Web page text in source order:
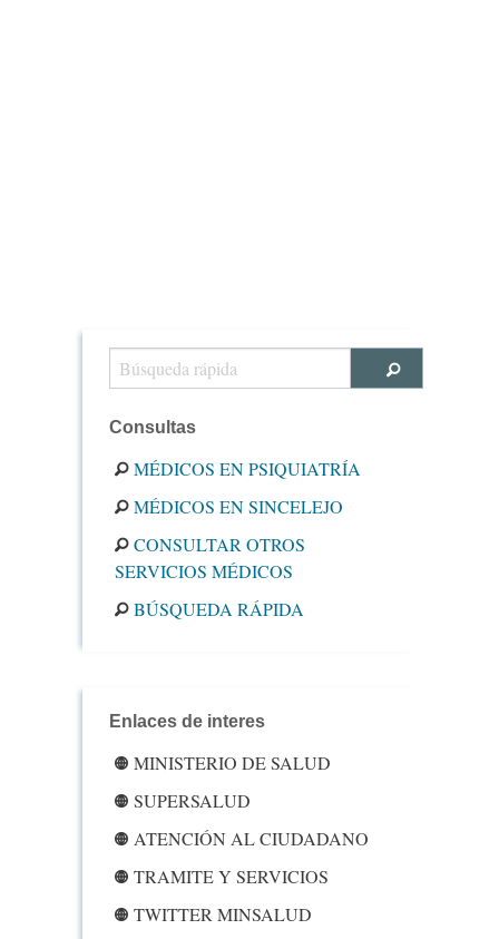
Consultas
MÉDICOS EN PSIQUIATRÍA
MÉDICOS EN SINCELEJO
CONSULTAR OTROS
SERVICIOS MÉDICOS
BÚSQUEDA RÁPIDA
Enlaces de interes
MINISTERIO DE SALUD
SUPERSALUD
ATENCIÓN AL CIUDADANO
TRAMITE Y SERVICIOS
TWITTER MINSALUD